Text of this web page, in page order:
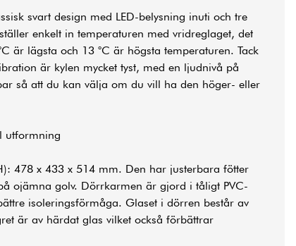
svart design med LED-belysning inuti och tre
enkelt in temperaturen med vridreglaget, det
är lägsta och 13 °C är högsta temperaturen. Tack
är kylen mycket tyst, med en ljudnivå på
så att du kan välja om du vill ha den höger- eller
utformning
478 x 433 x 514 mm. Den har justerbara fötter
ojämna golv. Dörrkarmen är gjord i tåligt PVC-
isoleringsförmåga. Glaset i dörren består av
är av härdat glas vilket också förbättrar